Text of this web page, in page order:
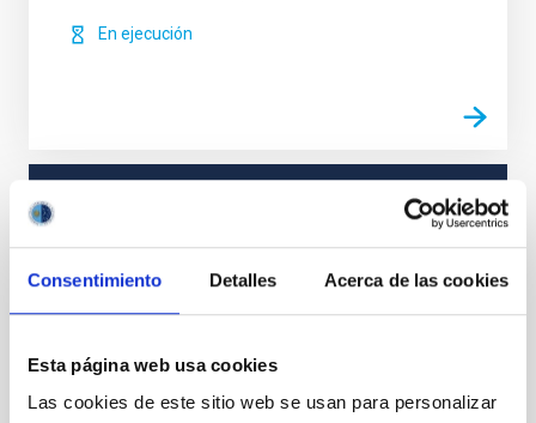
Consentimiento Detalles Acerca de las cookies
Esta página web usa cookies
Las cookies de este sitio web se usan para personalizar
En ejecución